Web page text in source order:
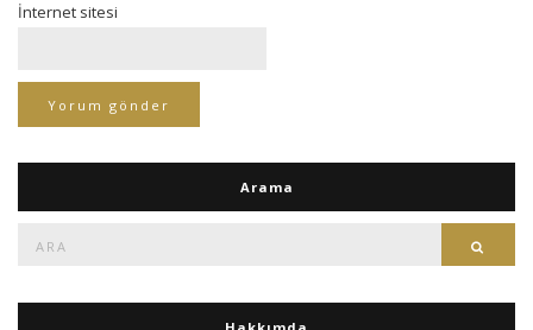
İnternet sitesi
Arama